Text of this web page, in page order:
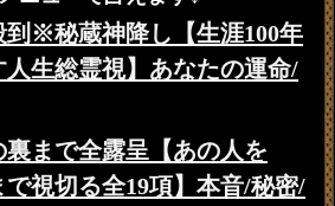
到※秘蔵神降し【生涯100年
人生総霊視】あなたの運命/
まで全露呈【あの人を
で視切る全19項】本音/秘密/